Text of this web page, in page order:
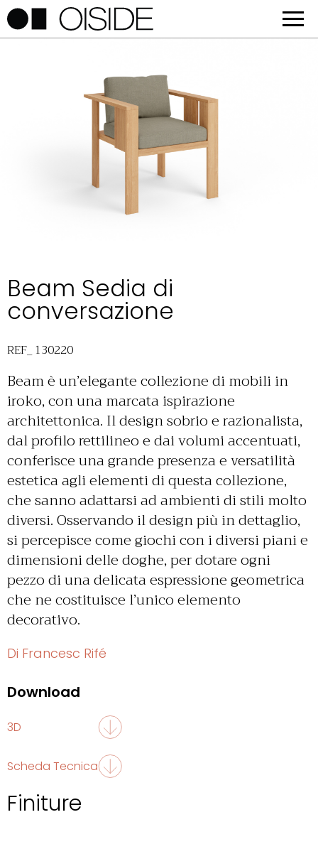
Beam Sedia di
conversazione
REF_ 130220
Beam è un’elegante collezione di mobili in
iroko, con una marcata ispirazione
architettonica. Il design sobrio e razionalista,
dal profilo rettilineo e dai volumi accentuati,
conferisce una grande presenza e versatilità
estetica agli elementi di questa collezione,
che sanno adattarsi ad ambienti di stili molto
diversi. Osservando il design più in dettaglio,
si percepisce come giochi con i diversi piani e
dimensioni delle doghe, per dotare ogni
pezzo di una delicata espressione geometrica
che ne costituisce l’unico elemento
decorativo.
Di Francesc Rifé
Download
3D
Scheda Tecnica
Finiture